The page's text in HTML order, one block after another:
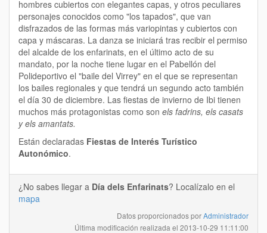
hombres cubiertos con elegantes capas, y otros peculiares
personajes conocidos como "los tapados", que van
disfrazados de las formas más variopintas y cubiertos con
capa y máscaras. La danza se iniciará tras recibir el permiso
del alcalde de los enfarinats, en el último acto de su
mandato, por la noche tiene lugar en el Pabellón del
Polideportivo el "baile del Virrey" en el que se representan
los bailes regionales y que tendrá un segundo acto también
el día 30 de diciembre. Las fiestas de invierno de Ibi tienen
muchos más protagonistas como son els fadrins, els casats
y els amantats.
Están declaradas Fiestas de Interés Turístico
Autonómico.
¿No sabes llegar a Día dels Enfarinats? Localízalo en el
mapa
Datos proporcionados porAdministrador
Última modificación realizada el 2013-10-29 11:11:00